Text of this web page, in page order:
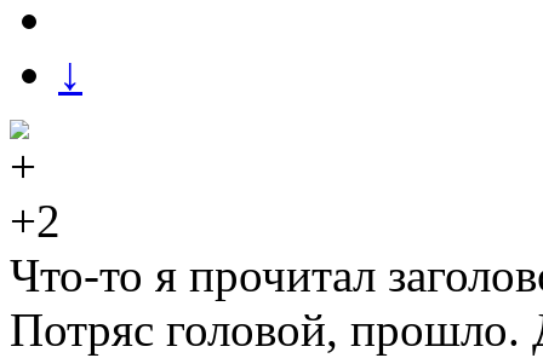
↓
+2
Что-то я прочитал
Потряс головой, прошло.